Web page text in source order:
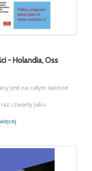
- Holandia, Oss
jest na całym świecie
czwarty jako